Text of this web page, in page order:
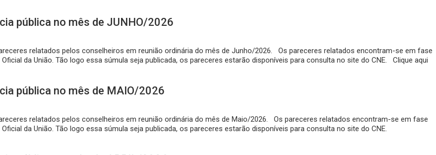
pública no mês de JUNHO/2026
relatados pelos conselheiros em reunião ordinária do mês de Junho/2026. Os pareceres relatados encontram-se em fase
da União. Tão logo essa súmula seja publicada, os pareceres estarão disponíveis para consulta no site do CNE. Clique aqui
pública no mês de MAIO/2026
relatados pelos conselheiros em reunião ordinária do mês de Maio/2026. Os pareceres relatados encontram-se em fase
da União. Tão logo essa súmula seja publicada, os pareceres estarão disponíveis para consulta no site do CNE.